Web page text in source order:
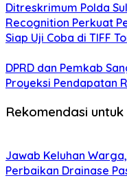
Ditreskrimum Polda
Recognition Perkuat
Siap Uji Coba di TIFF
DPRD dan Pemkab
Proyeksi Pendapatan
Rekomendasi untuk
Jawab Keluhan
Perbaikan Drainase